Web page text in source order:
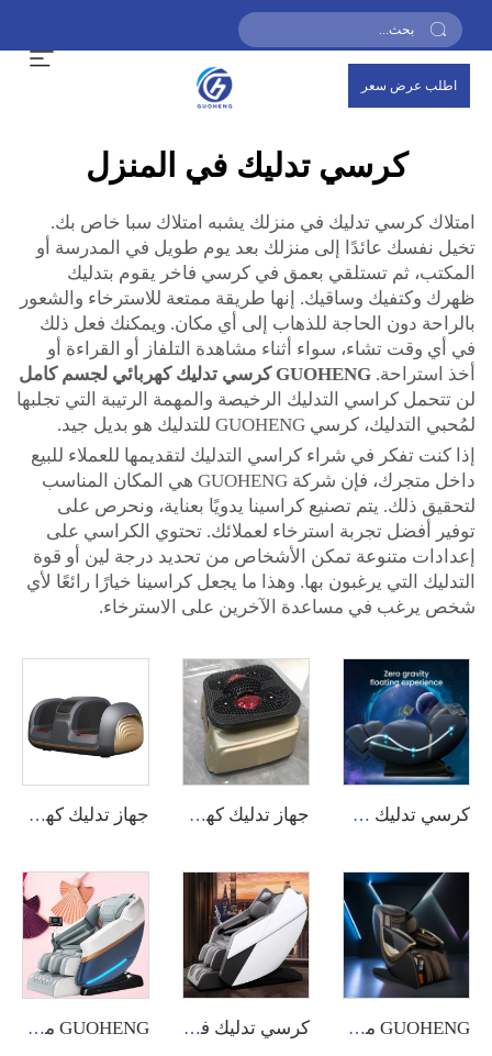
اطلب عرض سعر
كرسي تدليك في المنزل
امتلاك كرسي تدليك في منزلك يشبه امتلاك سبا خاص بك.
تخيل نفسك عائدًا إلى منزلك بعد يوم طويل في المدرسة أو
المكتب، ثم تستلقي بعمق في كرسي فاخر يقوم بتدليك
ظهرك وكتفيك وساقيك. إنها طريقة ممتعة للاسترخاء والشعور
بالراحة دون الحاجة للذهاب إلى أي مكان. ويمكنك فعل ذلك
في أي وقت تشاء، سواء أثناء مشاهدة التلفاز أو القراءة أو
أخذ استراحة. GUOHENG كرسي تدليك كهربائي لجسم كامل
لن تتحمل كراسي التدليك الرخيصة والمهمة الرتيبة التي تجلبها
لمُحبي التدليك، كرسي GUOHENG للتدليك هو بديل جيد.
إذا كنت تفكر في شراء كراسي التدليك لتقديمها للعملاء للبيع
داخل متجرك، فإن شركة GUOHENG هي المكان المناسب
لتحقيق ذلك. يتم تصنيع كراسينا يدويًا بعناية، ونحرص على
توفير أفضل تجربة استرخاء لعملائك. تحتوي الكراسي على
إعدادات متنوعة تمكن الأشخاص من تحديد درجة لين أو قوة
التدليك التي يرغبون بها. وهذا ما يجعل كراسينا خيارًا رائعًا لأي
شخص يرغب في مساعدة الآخرين على الاسترخاء.
كرسي تدليك A12L الفاخر بجاذبية صفرية مع شاشة لمسية وتدليك قدم 8D كهربائي جهاز تدليك كهربائي ساخن للساقين والأقدام GH-1003B مع اهتزازات، مؤقت، ووضع أوتوماتيكي جهاز تدليك كهربائي ساخن للساقين والأقدام GH-224 مع اهتزازات، مؤقت، ووضع أوتوماتيكي
GUOHENG ماكينات بيع تعمل بالعملات المعدنية، معدات كراسي تدليك تعمل بنظام عملات CZK وأوراق نقدية للاستخدام التجاري كرسي تدليك فاخر واسع مassage كهربائي بالكامل بحجم XL مع دعم للظهر من الجلد 4D بسعر منخفض للمنزل والاسترخاء GUOHENG مقعد تدليك بشاشة تعمل باللمس للظهر والقدمين بجسم كامل 8D بجاذبية صفرية فاخر